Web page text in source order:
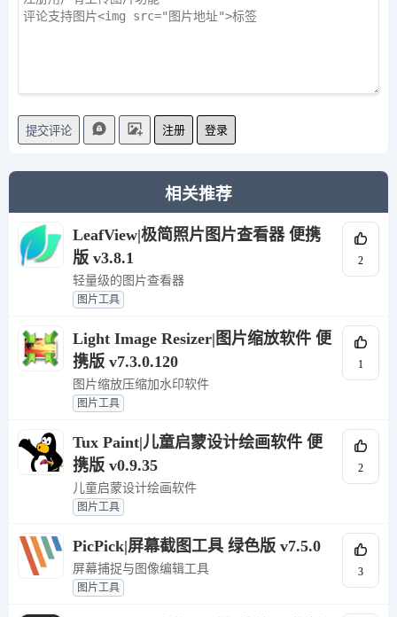
提交评论 注册 登录
相关推荐
LeafView|极简照片图片查看器 便携
版 v3.8.1
轻量级的图片查看器
图片工具
2
Light Image Resizer|图片缩放软件 便
携版 v7.3.0.120
图片缩放压缩加水印软件
图片工具
1
Tux Paint|儿童启蒙设计绘画软件 便
携版 v0.9.35
儿童启蒙设计绘画软件
图片工具
2
PicPick|屏幕截图工具 绿色版 v7.5.0
屏幕捕捉与图像编辑工具
图片工具
3